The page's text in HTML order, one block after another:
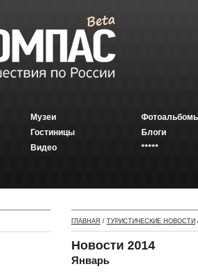
Музеи
Гостиницы
Видео
Блоги
*****
ГЛАВНАЯ / ТУРИСТИЧЕСКИЕ НОВОСТИ
Новости 2014
Январь